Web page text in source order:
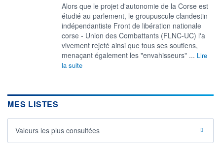
Alors que le projet d'autonomie de la Corse est
étudié au parlement, le groupuscule clandestin
indépendantiste Front de libération nationale
corse - Union des Combattants (FLNC-UC) l'a
vivement rejeté ainsi que tous ses soutiens,
menaçant également les "envahisseurs" ... Lire
la suite
MES LISTES
Valeurs les plus consultées